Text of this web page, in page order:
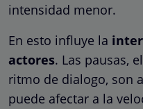
intensidad menor.
En esto influye la
actores. Las pausas,
ritmo de dialogo, son
puede afectar a la